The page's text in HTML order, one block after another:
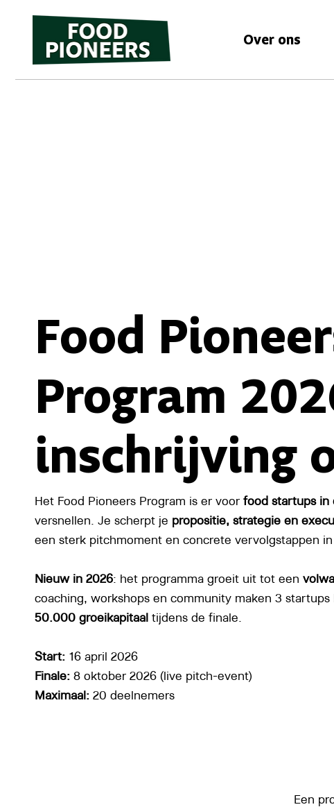
Over ons
Food
Program
inschrijving
Het Food Pioneers Program is er voor food startups in
versnellen. Je scherpt je propositie, strategie en
een sterk pitchmoment en concrete vervolgstappen in
Nieuw in 2026: het programma groeit uit tot een
coaching, workshops en community maken 3 startups
50.000 groeikapitaal tijdens de finale.
Start: 16 april 2026
Finale: 8 oktober 2026 (live pitch-event)
Maximaal: 20 deelnemers
Een